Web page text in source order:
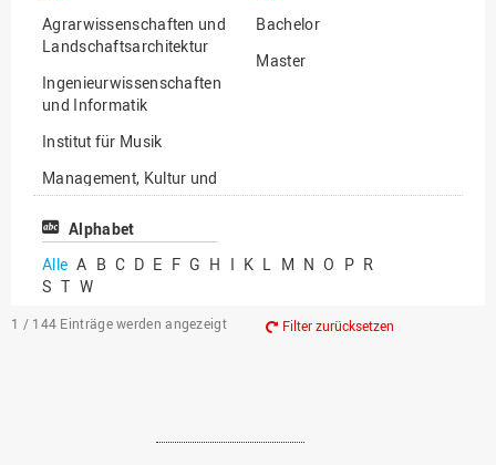
Agrarwissenschaften und
Landschaftsarchitektur
Ingenieurwissenschaften
und Informatik
Institut für Musik
Management, Kultur und
Technik
Wirtschafts- und
Sozialwissenschaften
Bachelor
Master
Alphabet
Alle A B C D E F G H I K L M N O P R
S T W
1 / 144 Einträge werden angezeigt Filter zurücksetzen